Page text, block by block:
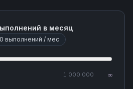
в месяц
выполнений / мес
1 000 000 ∞